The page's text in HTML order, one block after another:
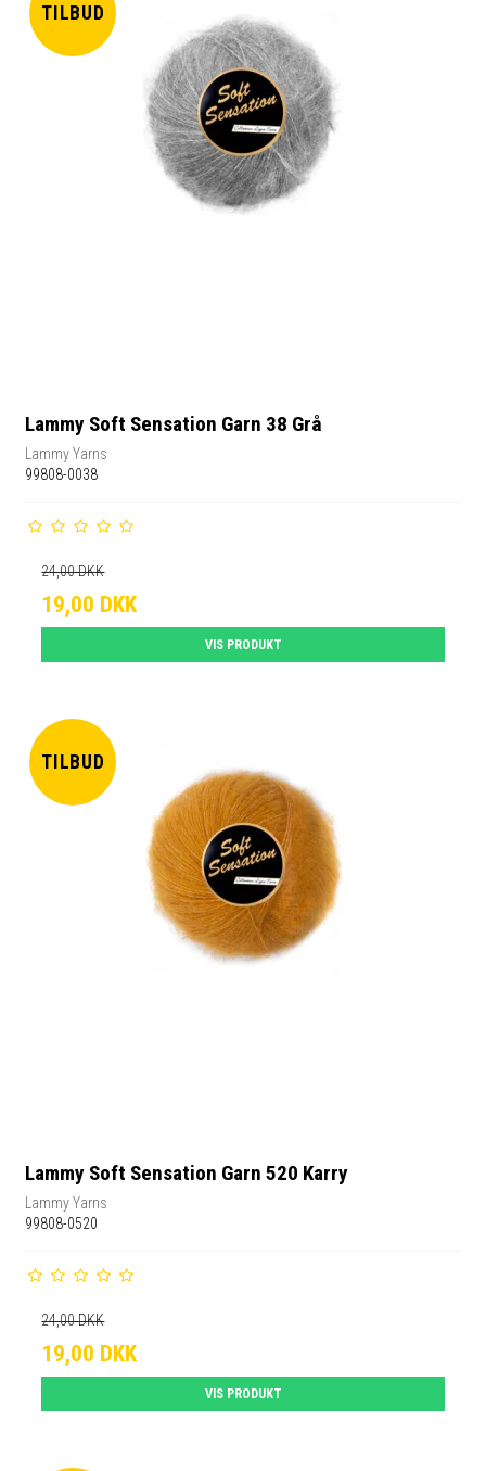
TILBUD
Lammy Soft Sensation Garn 38 Grå
Lammy Yarns
99808-0038
24,00 DKK
19,00 DKK
VIS PRODUKT
TILBUD
Lammy Soft Sensation Garn 520 Karry
Lammy Yarns
99808-0520
24,00 DKK
19,00 DKK
VIS PRODUKT